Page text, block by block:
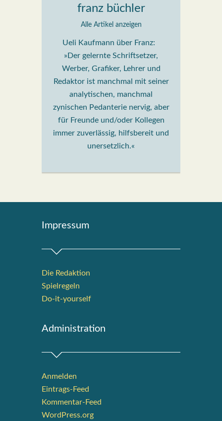
franz büchler
Alle Artikel anzeigen
Ueli Kaufmann über Franz:
»Der gelernte Schriftsetzer,
Werber, Grafiker, Lehrer und
Redaktor ist manchmal mit seiner
analytischen, manchmal
zynischen Pedanterie nervig, aber
für Freunde und/oder Kollegen
immer zuverlässig, hilfsbereit und
unersetzlich.«
Impres­sum
Die Redak­ti­on
Spiel­re­geln
Do-it-your­s­elf
Admi­nis­tra­ti­on
Anmelden
Eintrags-Feed
Kommentar-Feed
WordPress.org